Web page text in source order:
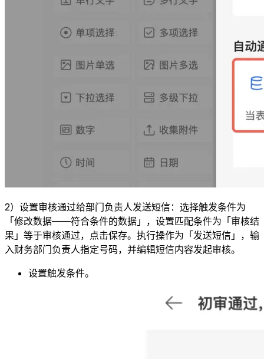
2）设置审核通过给部门负责人发送短信：选择触发条件为
「修改数据——符合条件的数据」，设置匹配条件为「审核结
果」等于审核通过，点击保存。执行操作为「发送短信」，输
入财务部门负责人指定号码，并编辑短信内容发起审核。
设置触发条件。